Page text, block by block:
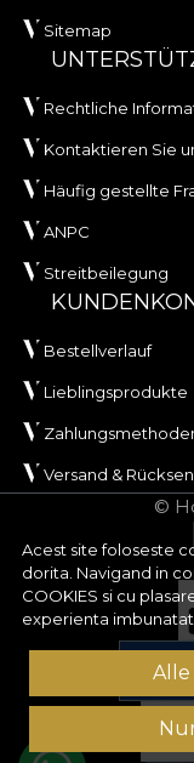
Acest site foloseste
dorita. Navigand in
COOKIES si cu
experienta
Alle
Sitemap
Rechtliche
Kontaktieren Sie
Häufig gestellte
ANPC
Streitbeilegung
Bestellverlauf
Lieblingsprodukte
Versand &
©